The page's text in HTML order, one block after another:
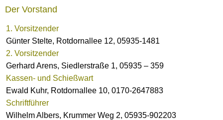
Der Vorstand
1. Vorsitzender
Günter Stelte, Rotdornallee 12, 05935-1481
2. Vorsitzender
Gerhard Arens, Siedlerstraße 1, 05935 – 359
Kassen- und Schießwart
Ewald Kuhr, Rotdornallee 10, 0170-2647883
Schriftführer
Wilhelm Albers, Krummer Weg 2, 05935-902203